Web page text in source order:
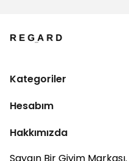
Kategoriler
Hesabım
Hakkımızda